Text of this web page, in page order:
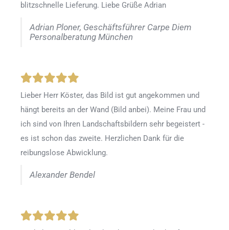
blitzschnelle Lieferung. Liebe Grüße Adrian
Adrian Ploner, Geschäftsführer Carpe Diem
Personalberatung München
Lieber Herr Köster, das Bild ist gut angekommen und
hängt bereits an der Wand (Bild anbei). Meine Frau und
ich sind von Ihren Landschaftsbildern sehr begeistert -
es ist schon das zweite. Herzlichen Dank für die
reibungslose Abwicklung.
Alexander Bendel